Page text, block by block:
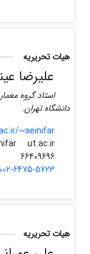
هیات تحریریه
علیرضا
استاد گروه
دانشگاه تهران.
~aeinifar
aeinifar
ut.ac.ir
6475-5723
هیات تحریریه